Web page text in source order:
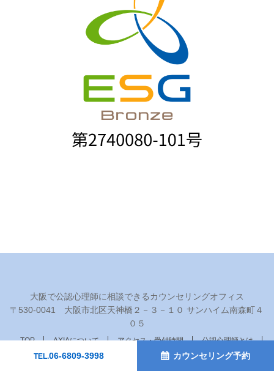
TEL.06-6809-3998 カウンセリング予約
大阪で公認心理師に相談できるカウンセリングオフィス
〒530‐0041 大阪市北区天神橋２－３－１０ サンハイム南森町４
０５
TOP AXIAについて アクセス・受付時間 公認心理師とは
カウンセラー 初めてのカウンセリング カウンセリング実績